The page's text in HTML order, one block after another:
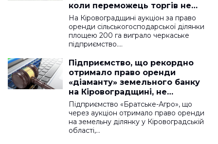
коли переможець торгів не
підписав угоду
На Кіровоградщині аукціон за право
оренди сільськогосподарської ділянки
площею 200 га виграло черкаське
підприємство.…
Підприємство, що рекордно
отримало право оренди
«діаманту» земельного банку
на Кіровоградщині, не
підписало угоду
Підприємство «Братське-Агро», що
через аукціон отримало право оренди
на земельну ділянку у Кіровоградській
області,…